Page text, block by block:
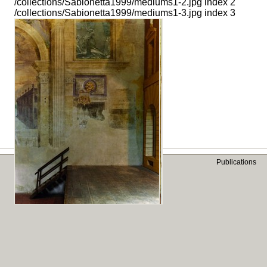
/collections/Sabionetta1999/mediums1-2.jpg index 2
/collections/Sabionetta1999/mediums1-3.jpg index 3
Publications